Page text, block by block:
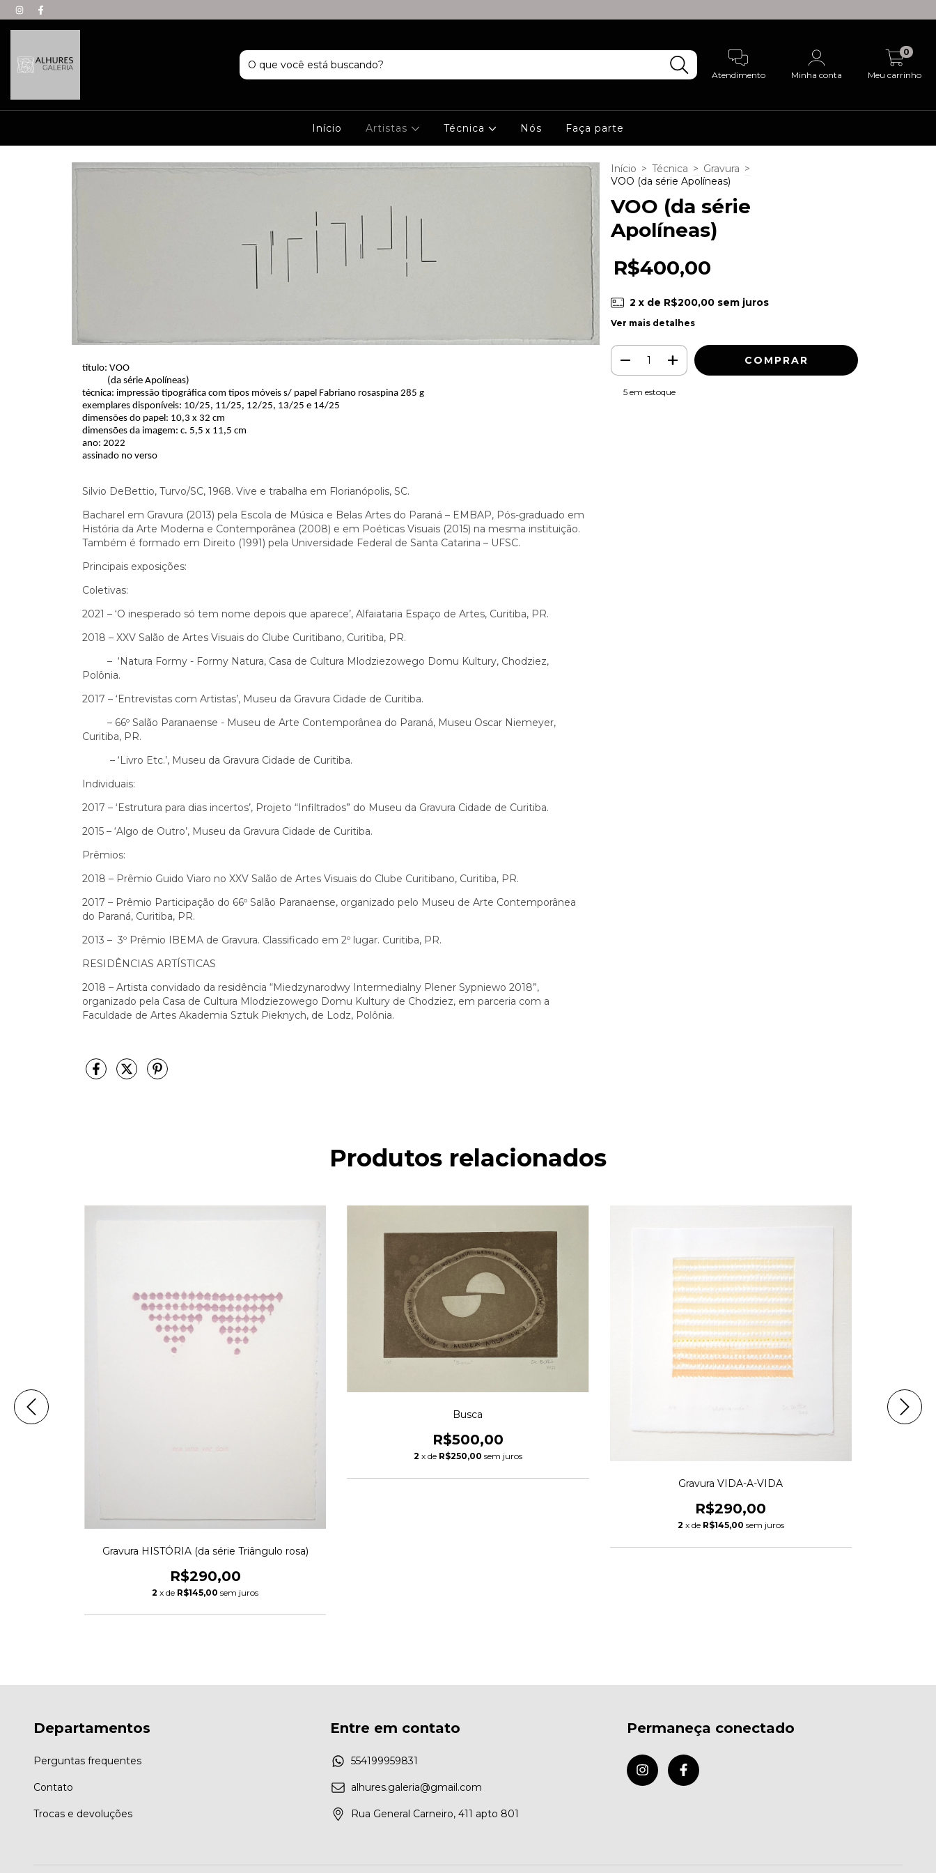
Atendimento Minha conta Meu carrinho
0
Início Artistas Técnica Nós Faça parte
título: VOO
(da série Apolíneas)
técnica: impressão tipográfica com tipos móveis s/ papel Fabriano rosaspina 285 g
exemplares disponíveis: 10/25, 11/25, 12/25, 13/25 e 14/25
dimensões do papel: 10,3 x 32 cm
dimensões da imagem: c. 5,5 x 11,5 cm
ano: 2022
assinado no verso
Silvio DeBettio, Turvo/SC, 1968. Vive e trabalha em Florianópolis, SC.
Bacharel em Gravura (2013) pela Escola de Música e Belas Artes do Paraná – EMBAP, Pós-graduado em
História da Arte Moderna e Contemporânea (2008) e em Poéticas Visuais (2015) na mesma instituição.
Também é formado em Direito (1991) pela Universidade Federal de Santa Catarina – UFSC.
Principais exposições:
Coletivas:
2021 – ‘O inesperado só tem nome depois que aparece’, Alfaiataria Espaço de Artes, Curitiba, PR.
2018 – XXV Salão de Artes Visuais do Clube Curitibano, Curitiba, PR.
– ‘Natura Formy - Formy Natura, Casa de Cultura Mlodziezowego Domu Kultury, Chodziez,
Polônia.
2017 – ‘Entrevistas com Artistas’, Museu da Gravura Cidade de Curitiba.
– 66º Salão Paranaense - Museu de Arte Contemporânea do Paraná, Museu Oscar Niemeyer,
Curitiba, PR.
– ‘Livro Etc.’, Museu da Gravura Cidade de Curitiba.
Individuais:
2017 – ‘Estrutura para dias incertos’, Projeto “Infiltrados” do Museu da Gravura Cidade de Curitiba.
2015 – ‘Algo de Outro’, Museu da Gravura Cidade de Curitiba.
Prêmios:
2018 – Prêmio Guido Viaro no XXV Salão de Artes Visuais do Clube Curitibano, Curitiba, PR.
2017 – Prêmio Participação do 66º Salão Paranaense, organizado pelo Museu de Arte Contemporânea
do Paraná, Curitiba, PR.
2013 – 3º Prêmio IBEMA de Gravura. Classificado em 2º lugar. Curitiba, PR.
RESIDÊNCIAS ARTÍSTICAS
2018 – Artista convidado da residência “Miedzynarodwy Intermedialny Plener Sypniewo 2018”,
organizado pela Casa de Cultura Mlodziezowego Domu Kultury de Chodziez, em parceria com a
Faculdade de Artes Akademia Sztuk Pieknych, de Lodz, Polônia.
Início > Técnica > Gravura >
VOO (da série Apolíneas)
VOO (da série
Apolíneas)
R$400,00
2 x de R$200,00 sem juros
Ver mais detalhes
5em estoque
Produtos relacionados
Gravura HISTÓRIA (da série Triângulo rosa)
R$290,00
2 x de R$145,00 sem juros
Busca
R$500,00
2 x de R$250,00 sem juros
Gravura VIDA-A-VIDA
R$290,00
2 x de R$145,00 sem juros
Departamentos
Perguntas frequentes
Contato
Trocas e devoluções
Entre em contato
554199959831
alhures.galeria@gmail.com
Rua General Carneiro, 411 apto 801
Permaneça conectado